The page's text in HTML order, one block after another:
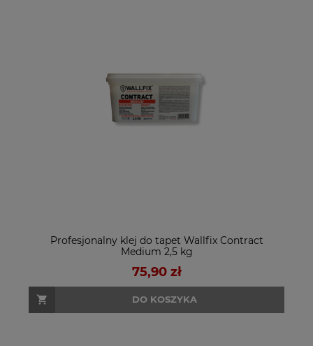
Profesjonalny klej do tapet Wallfix Contract
Medium 2,5 kg
75,90 zł
DO KOSZYKA